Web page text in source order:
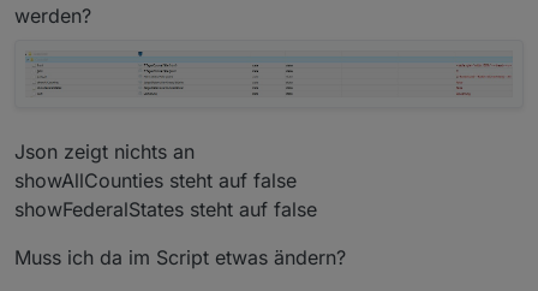
werden?
Json zeigt nichts an
showAllCounties steht auf false
showFederalStates steht auf false
Muss ich da im Script etwas ändern?